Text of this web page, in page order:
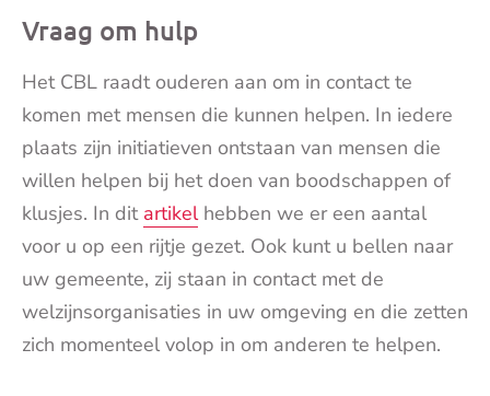
Vraag om hulp
Het CBL raadt ouderen aan om in contact te
komen met mensen die kunnen helpen. In iedere
plaats zijn initiatieven ontstaan van mensen die
willen helpen bij het doen van boodschappen of
klusjes. In dit artikelhebben we er een aantal
voor u op een rijtje gezet. Ook kunt u bellen naar
uw gemeente, zij staan in contact met de
welzijnsorganisaties in uw omgeving en die zetten
zich momenteel volop in om anderen te helpen.